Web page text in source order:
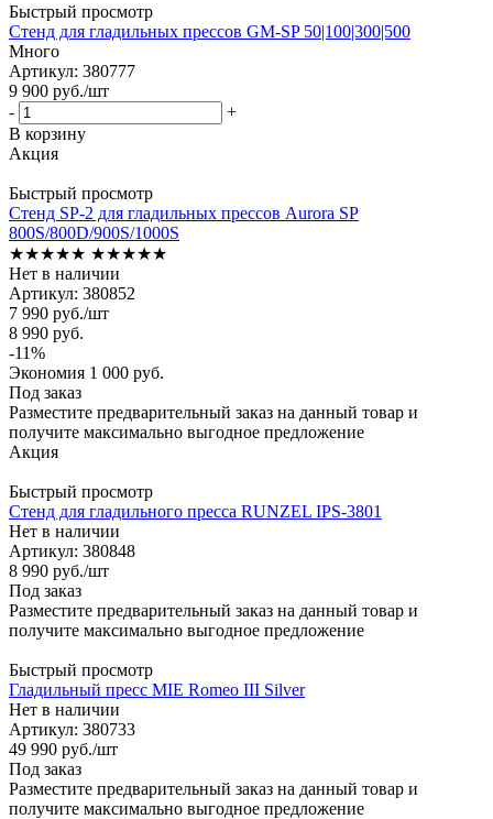
Быстрый просмотр
Стенд для гладильных прессов GM-SP 50|100|300|500
Много
Артикул: 380777
9 900 руб./шт
-
+
В корзину
Акция
Быстрый просмотр
Стенд SP-2 для гладильных прессов Aurora SP
800S/800D/900S/1000S
★★★★★ ★★★★★
Нет в наличии
Артикул: 380852
7 990 руб./шт
8 990 руб.
-11%
Экономия 1 000 руб.
Под заказ
Разместите предварительный заказ на данный товар и
получите максимально выгодное предложение
Акция
Быстрый просмотр
Стенд для гладильного пресса RUNZEL IPS-3801
Нет в наличии
Артикул: 380848
8 990 руб./шт
Под заказ
Разместите предварительный заказ на данный товар и
получите максимально выгодное предложение
Быстрый просмотр
Гладильный пресс MIE Romeo III Silver
Нет в наличии
Артикул: 380733
49 990 руб./шт
Под заказ
Разместите предварительный заказ на данный товар и
получите максимально выгодное предложение